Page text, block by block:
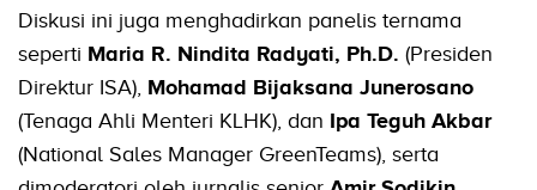
Diskusi ini juga menghadirkan panelis ternama
seperti Maria R. Nindita Radyati, Ph.D. (Presiden
Direktur ISA), Mohamad Bijaksana Junerosano
(Tenaga Ahli Menteri KLHK), dan Ipa Teguh Akbar
(National Sales Manager GreenTeams), serta